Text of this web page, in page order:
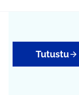
Tutustu